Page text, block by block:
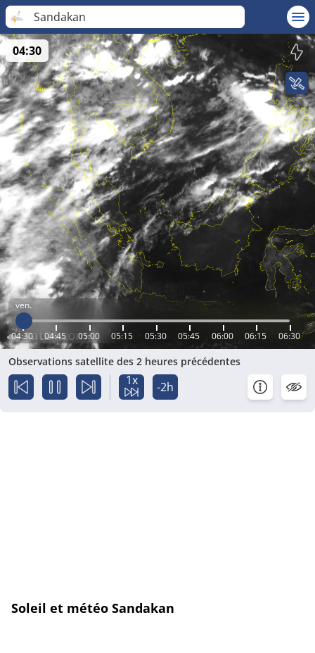
Sandakan
ven.
04:30 04:45 05:00 05:15 05:30 05:45 06:00 06:15 06:30
04:30
Observations satellite des 2 heures précédentes
1x -2h
Soleil et météo Sandakan